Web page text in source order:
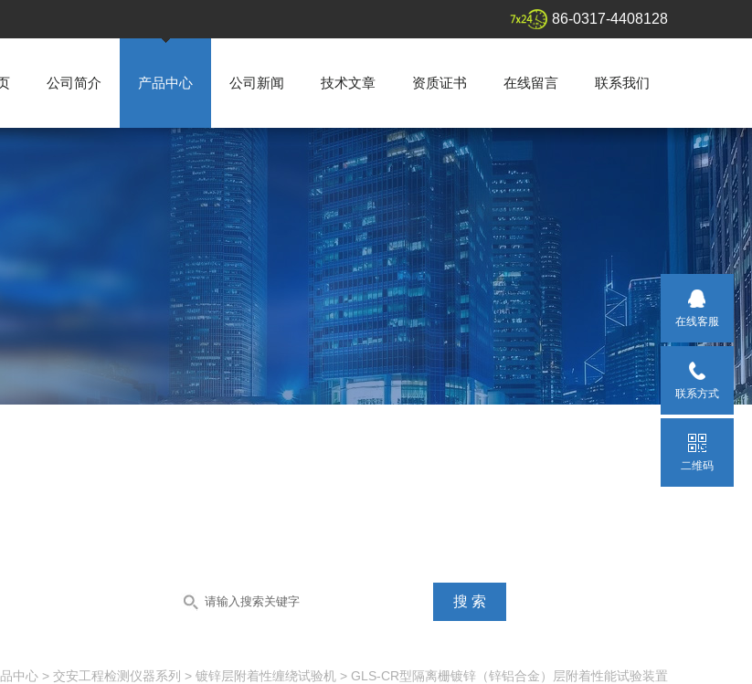
86-0317-4408128
公司简介 产品中心 公司新闻 技术文章 资质证书 在线留言 联系我们
中心 > 交安工程检测仪器系列 > 镀锌层附着性缠绕试验机 > GLS-CR型隔离栅镀锌（锌铝合金）层附着性能试验装置
在线客服
联系方式
二维码